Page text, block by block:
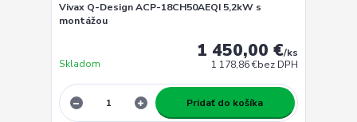
Vivax Q-Design ACP-18CH50AEQI 5,2kW s
montážou
1 450,00 €/ks
1 178,86 €bez DPH
Skladom
Pridať do košíka